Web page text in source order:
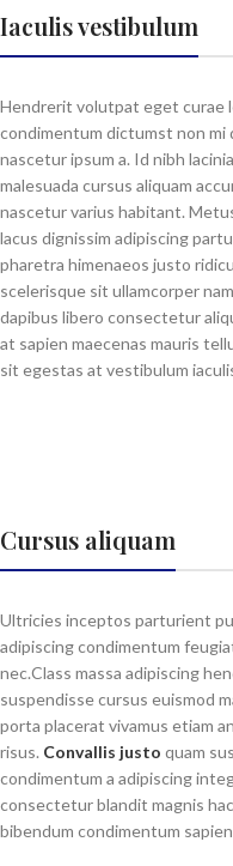
Iaculis vestibulum
Hendrerit volutpat eget curae
condimentum dictumst non mi
nascetur ipsum a. Id nibh
malesuada cursus aliquam
nascetur varius habitant.
lacus dignissim adipiscing
pharetra himenaeos justo
scelerisque sit ullamcorper
dapibus libero consectetur
at sapien maecenas mauris
sit egestas at vestibulum
Cursus aliquam
Ultricies inceptos parturient
adipiscing condimentum
nec.Class massa adipiscing
suspendisse cursus euismod
porta placerat vivamus etiam
risus. Convallis justo quam
condimentum a adipiscing
consectetur blandit magnis
bibendum condimentum